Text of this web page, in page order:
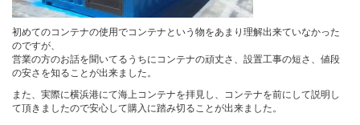
ご注文の流れ
カタログダウンロード
初めてのコンテナの使用でコンテナという物をあまり理解出来ていなかった
のですが、
営業の方のお話を聞いてるうちにコンテナの頑丈さ、設置工事の短さ、値段
の安さを知ることが出来ました。
また、実際に横浜港にて海上コンテナを拝見し、コンテナを前にして説明し
て頂きましたので安心して購入に踏み切ることが出来ました。